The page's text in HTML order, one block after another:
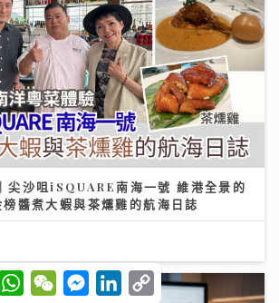
尖沙咀iSQUARE南海一號 維港全景的
醬煮大蝦與茶燻雞的航海日誌
W
h
W
e
M
e
L
C
o